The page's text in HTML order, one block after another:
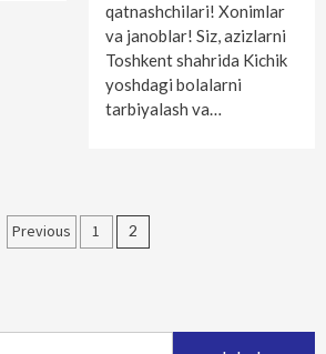
qatnashchilari! Xonimlar
va janoblar! Siz, azizlarni
Toshkent shahrida Kichik
yoshdagi bolalarni
tarbiyalash va…
Maqolalar
Previous 1 2